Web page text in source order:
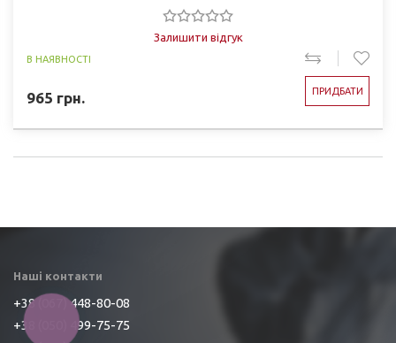
Залишити відгук
В НАЯВНОСТІ
965 грн. ПРИДБАТИ
Наші контакти
+38 (067) 448-80-08
+38 (050) 499-75-75